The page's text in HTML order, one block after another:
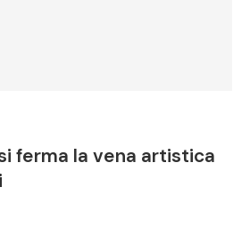
ferma la vena artistica